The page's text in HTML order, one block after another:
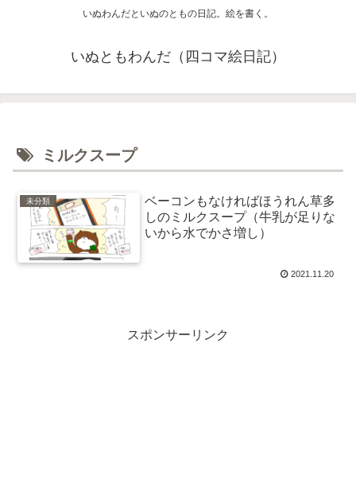
いぬわんだといぬのともの日記。絵を書く。
いぬともわんだ（四コマ絵日記）
ミルクスープ
未分類
ベーコンもなければほうれん草多
しのミルクスープ（牛乳が足りな
いから水でかさ増し）
2021.11.20
スポンサーリンク